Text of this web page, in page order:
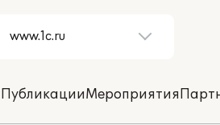
ПубликацииМероприятия